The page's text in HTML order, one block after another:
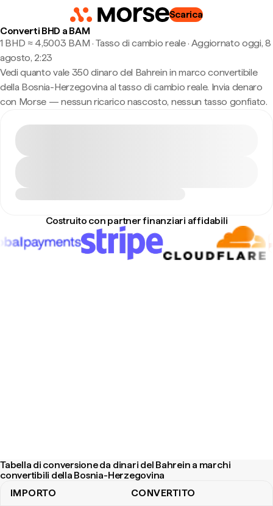
Scarica
Converti BHD a BAM
1 BHD ≈ 4,5003 BAM · Tasso di cambio reale· Aggiornato oggi, 8
agosto, 2:23
Vedi quanto vale 350 dinaro del Bahrein in marco convertibile
della Bosnia-Herzegovina al tasso di cambio reale. Invia denaro
con Morse — nessun ricarico nascosto, nessun tasso gonfiato.
Costruito con partner finanziari affidabili
Tabella di conversione da dinari del Bahrein a marchi
convertibili della Bosnia-Herzegovina
IMPORTO CONVERTITO